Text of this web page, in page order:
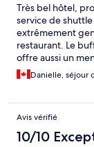
Très bel hôtel,
service de
extrêmement
restaurant. Le
offre aussi un
excellente. Son
être. Je
Danielle, séjour
Avis vérifié
10/10